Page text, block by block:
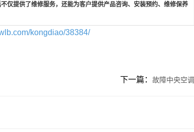
仅提供了维修服务，还能为客户提供产品咨询、安装预约、维修保养
kongdiao/38384/
下一篇： 故障中央空调